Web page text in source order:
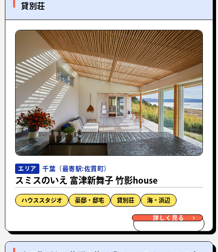
貸別荘
エリア 千葉（最寄駅:佐貫町）
スミスのいえ 富津新舞子 竹影house
ハウススタジオ 豪邸・邸宅 貸別荘 海・浜辺
詳しく見る